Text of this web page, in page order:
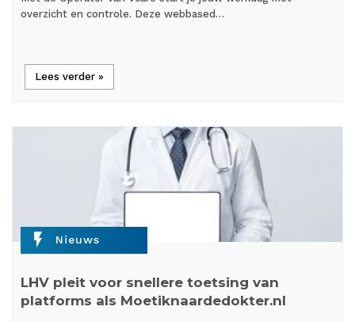
overzicht en controle. Deze webbased…
Lees verder »
flash_on Nieuws
LHV pleit voor snellere toetsing van
platforms als Moetiknaardedokter.nl